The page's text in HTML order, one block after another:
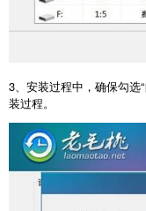
3、安装过程中，确保勾选
装过程。